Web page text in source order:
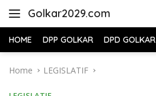
Golkar2029.com
HOME DPP GOLKAR DPD GOLKAR
Home LEGISLATIF